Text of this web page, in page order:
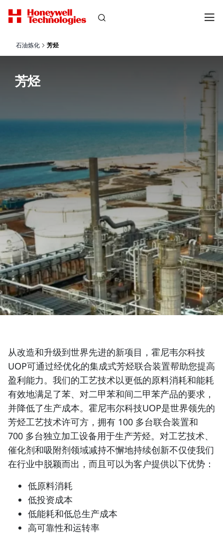
石油炼化 芳烃
芳烃
从改造和升级到世界先进的新项目，霍尼韦尔科技
UOP可通过经优化的集成式芳烃联合装置帮助您提高
盈利能力。我们的工艺技术以更低的原料消耗和能耗
有效地满足了苯、对二甲苯和间二甲苯产品的要求，
并降低了生产成本。霍尼韦尔科技UOP是世界领先的
芳烃工艺技术许可方，拥有 100 多台联合装置和
700 多台独立加工设备用于生产芳烃。对工艺技术、
催化剂和吸附剂领域减持不懈地持续创新不仅使我们
在行业中脱颖而出，而且可以为客户提供以下优势：
低原料消耗
低投资成本
低能耗和低总生产成本
高可靠性和运转率